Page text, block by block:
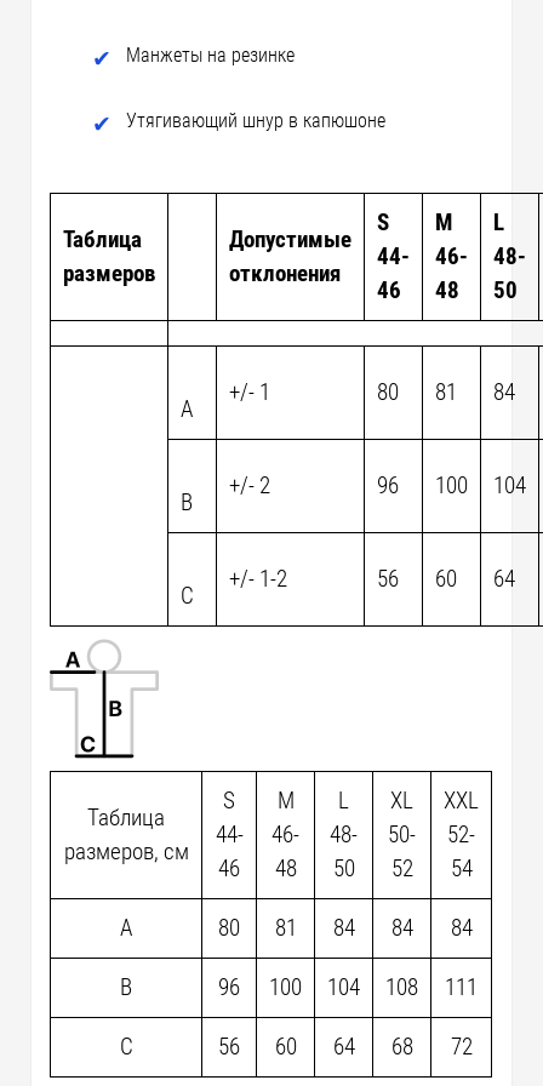
Манжеты на резинке
Утягивающий шнур в капюшоне
Таблица
размеров
Допустимые
отклонения
S
44-
46
M
46-
48
L
48-
50
А
+/- 1 80 81 84
B
+/- 2 96 100 104
C
+/- 1-2 56 60 64
Таблица
размеров, см
S
44-
46
M
46-
48
L
48-
50
XL
50-
52
XXL
52-
54
A 80 81 84 84 84
B 96 100 104 108 111
C 56 60 64 68 72